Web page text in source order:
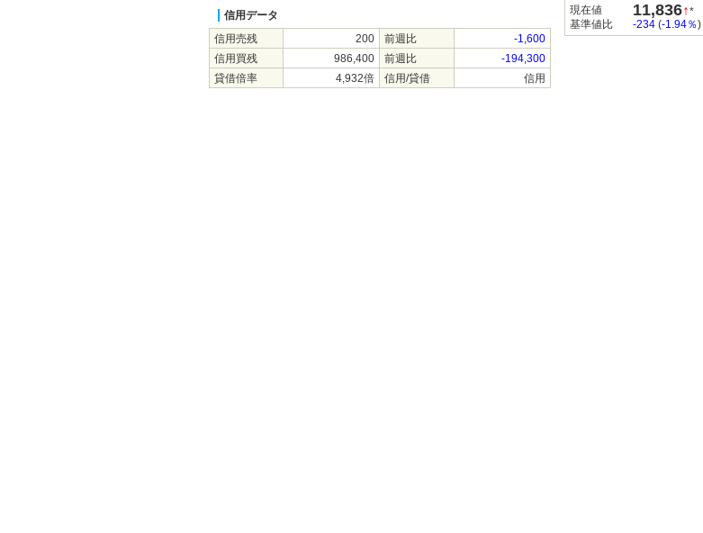
信用データ
信用売残
200 前週比
-1,600
信用買残
986,400 前週比
-194,300
貸借倍率
4,932倍 信用/貸借 信用
現在値
11,836↑*
基準値比
-234 (-1.94％)